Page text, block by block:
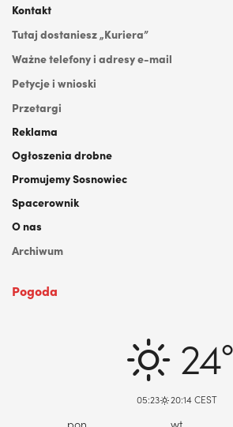
Kontakt
Tutaj dostaniesz „Kuriera”
Ważne telefony i adresy e-mail
Petycje i wnioski
Przetargi
Reklama
Ogłoszenia drobne
Promujemy Sosnowiec
Spacerownik
O nas
Archiwum
Pogoda
24°
05:23 20:14 CEST